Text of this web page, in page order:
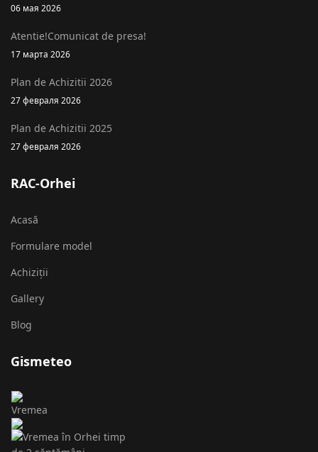
06 мая 2026
Atentie!Comunicat de presa!
17 марта 2026
Plan de Achizitii 2026
27 февраля 2026
Plan de Achizitii 2025
27 февраля 2026
RAC-Orhei
Acasă
Formulare model
Achiziții
Gallery
Blog
Gismeteo